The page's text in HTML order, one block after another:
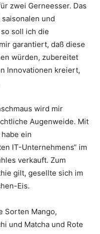
zwei Gerneesser. Das
und
soll ich die
garantiert, daß diese
würden, zubereitet
Innovationen kreiert,
wird mir
Augenweide. Mit
ein
IT-Unternehmens“ im
verkauft. Zum
gilt, gesellte sich im
Eis.
Sorten Mango,
und Matcha und Rote